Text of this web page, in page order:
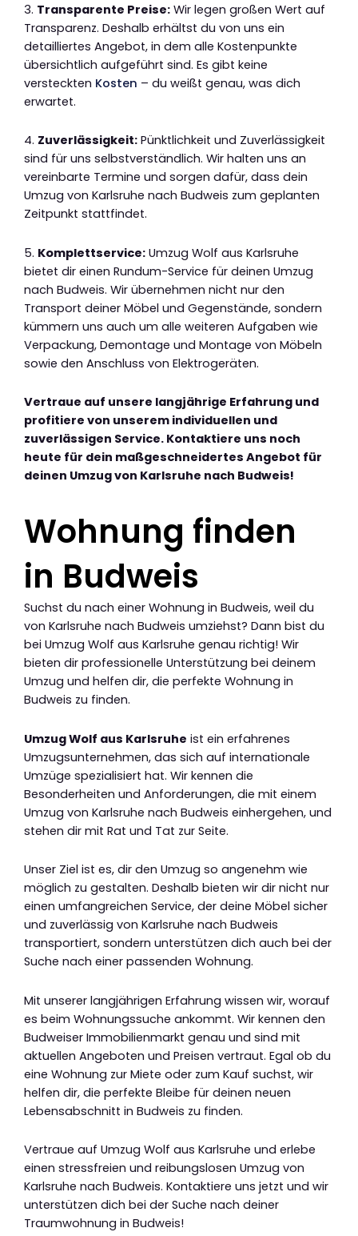
3. Transparente Preise: Wir legen großen Wert auf
Transparenz. Deshalb erhältst du von uns ein
detailliertes Angebot, in dem alle Kostenpunkte
übersichtlich aufgeführt sind. Es gibt keine
versteckten Kosten – du weißt genau, was dich
erwartet.
4. Zuverlässigkeit: Pünktlichkeit und Zuverlässigkeit
sind für uns selbstverständlich. Wir halten uns an
vereinbarte Termine und sorgen dafür, dass dein
Umzug von Karlsruhe nach Budweis zum geplanten
Zeitpunkt stattfindet.
5. Komplettservice: Umzug Wolf aus Karlsruhe
bietet dir einen Rundum-Service für deinen Umzug
nach Budweis. Wir übernehmen nicht nur den
Transport deiner Möbel und Gegenstände, sondern
kümmern uns auch um alle weiteren Aufgaben wie
Verpackung, Demontage und Montage von Möbeln
sowie den Anschluss von Elektrogeräten.
Vertraue auf unsere langjährige Erfahrung und
profitiere von unserem individuellen und
zuverlässigen Service. Kontaktiere uns noch
heute für dein maßgeschneidertes Angebot für
deinen Umzug von Karlsruhe nach Budweis!
Wohnung finden
in Budweis
Suchst du nach einer Wohnung in Budweis, weil du
von Karlsruhe nach Budweis umziehst? Dann bist du
bei Umzug Wolf aus Karlsruhe genau richtig! Wir
bieten dir professionelle Unterstützung bei deinem
Umzug und helfen dir, die perfekte Wohnung in
Budweis zu finden.
Umzug Wolf aus Karlsruhe ist ein erfahrenes
Umzugsunternehmen, das sich auf internationale
Umzüge spezialisiert hat. Wir kennen die
Besonderheiten und Anforderungen, die mit einem
Umzug von Karlsruhe nach Budweis einhergehen, und
stehen dir mit Rat und Tat zur Seite.
Unser Ziel ist es, dir den Umzug so angenehm wie
möglich zu gestalten. Deshalb bieten wir dir nicht nur
einen umfangreichen Service, der deine Möbel sicher
und zuverlässig von Karlsruhe nach Budweis
transportiert, sondern unterstützen dich auch bei der
Suche nach einer passenden Wohnung.
Mit unserer langjährigen Erfahrung wissen wir, worauf
es beim Wohnungssuche ankommt. Wir kennen den
Budweiser Immobilienmarkt genau und sind mit
aktuellen Angeboten und Preisen vertraut. Egal ob du
eine Wohnung zur Miete oder zum Kauf suchst, wir
helfen dir, die perfekte Bleibe für deinen neuen
Lebensabschnitt in Budweis zu finden.
Vertraue auf Umzug Wolf aus Karlsruhe und erlebe
einen stressfreien und reibungslosen Umzug von
Karlsruhe nach Budweis. Kontaktiere uns jetzt und wir
unterstützen dich bei der Suche nach deiner
Traumwohnung in Budweis!